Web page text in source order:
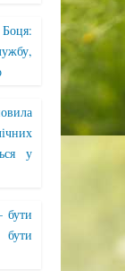
у
бути